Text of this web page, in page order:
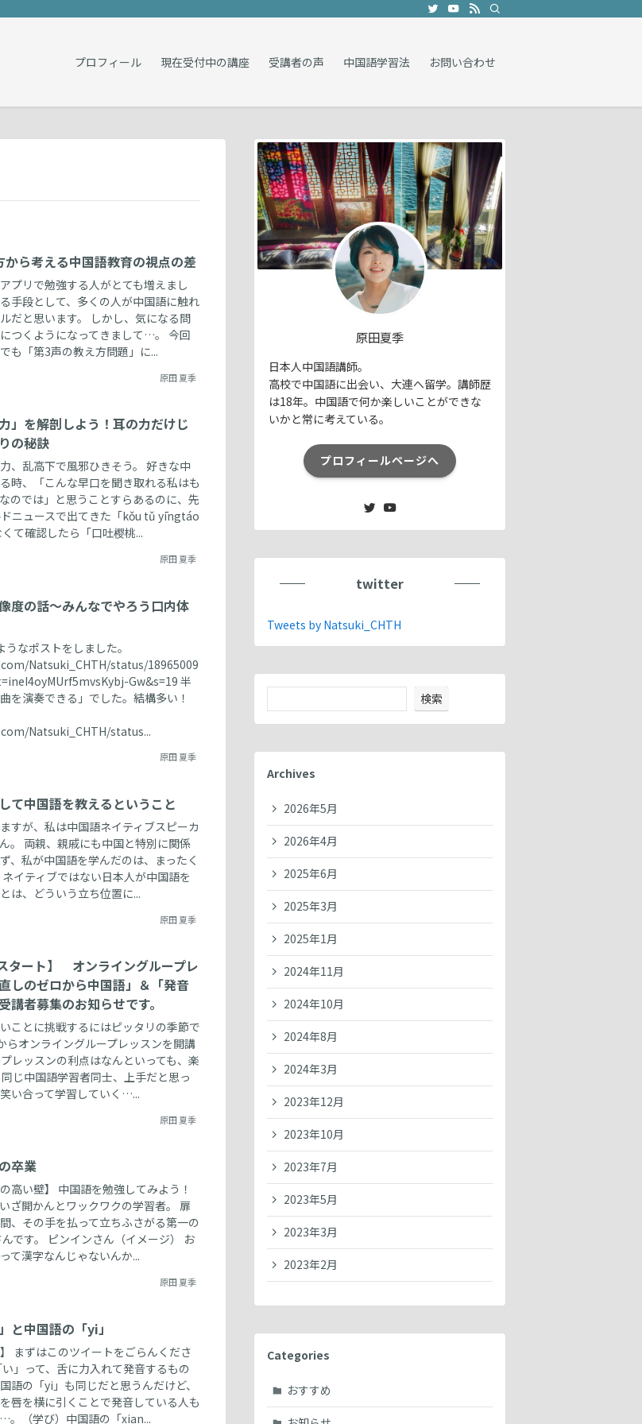
プロフィール 現在受付中の講座 受講者の声 中国語学習法 お問い合わせ
から考える中国語教育の視点の差
プリで勉強する人がとても増えまし
手段として、多くの人が中国語に触れ
だと思います。 しかし、気になる問
つくようになってきまして…。 今回
も「第3声の教え方問題」に...
原田 夏季
」を解剖しよう！耳の力だけじ
の秘訣
、乱高下で風邪ひきそう。 好きな中
時、「こんな早口を聞き取れる私はも
のでは」と思うことすらあるのに、先
ニュースで出てきた「kǒu tǔ yīngtáo
て確認したら「口吐樱桃...
原田 夏季
度の話〜みんなでやろう口内体
なポストをしました。
Natsuki_CHTH/status/18965009
Gw&s=19 半
を演奏できる」でした。結構多い！
Natsuki_CHTH/status...
原田 夏季
て中国語を教えるということ
すが、私は中国語ネイティブスピーカ
。 両親、親戚にも中国と特別に関係
、私が中国語を学んだのは、まったく
イティブではない日本人が中国語を
は、どういう立ち位置に...
原田 夏季
タート】 オンライングループレ
しのゼロから中国語」＆「発音
者募集のお知らせです。
ことに挑戦するにはピッタリの季節で
らオンライングループレッスンを開講
レッスンの利点はなんといっても、楽
じ中国語学習者同士、上手だと思っ
い合って学習していく…...
原田 夏季
卒業
高い壁】 中国語を勉強してみよう！
ざ開かんとワックワクの学習者。 扉
、その手を払って立ちふさがる第一の
です。 ピンインさん（イメージ） お
て漢字なんじゃないんか...
原田 夏季
と中国語の「yi」
】 まずはこのツイートをごらんくださ
」って、舌に力入れて発音するもの
語の「yi」も同じだと思うんだけど、
唇を横に引くことで発音している人も
。（学び）中国語の「xian...
原田夏季
日本人中国語講師。
高校で中国語に出会い、大連へ留学。講師歴
は18年。中国語で何か楽しいことができな
いかと常に考えている。
プロフィールページへ
twitter
Tweets by Natsuki_CHTH
検索
Archives
2026年5月
2026年4月
2025年6月
2025年3月
2025年1月
2024年11月
2024年10月
2024年8月
2024年3月
2023年12月
2023年10月
2023年7月
2023年5月
2023年3月
2023年2月
Categories
おすすめ